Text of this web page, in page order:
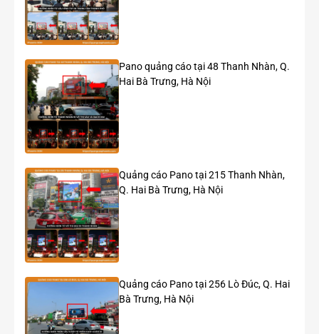
Chiến dịch roadshow bus 2 tầng cho game Honkai
Star Rail
Pano quảng cáo tại 48 Thanh Nhàn, Q.
Hai Bà Trưng, Hà Nội
Quảng cáo Pano tại 215 Thanh Nhàn,
Q. Hai Bà Trưng, Hà Nội
Quảng cáo Pano tại 256 Lò Đúc, Q. Hai
Bà Trưng, Hà Nội